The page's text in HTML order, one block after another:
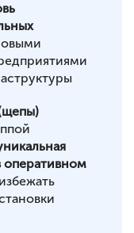
оперативном